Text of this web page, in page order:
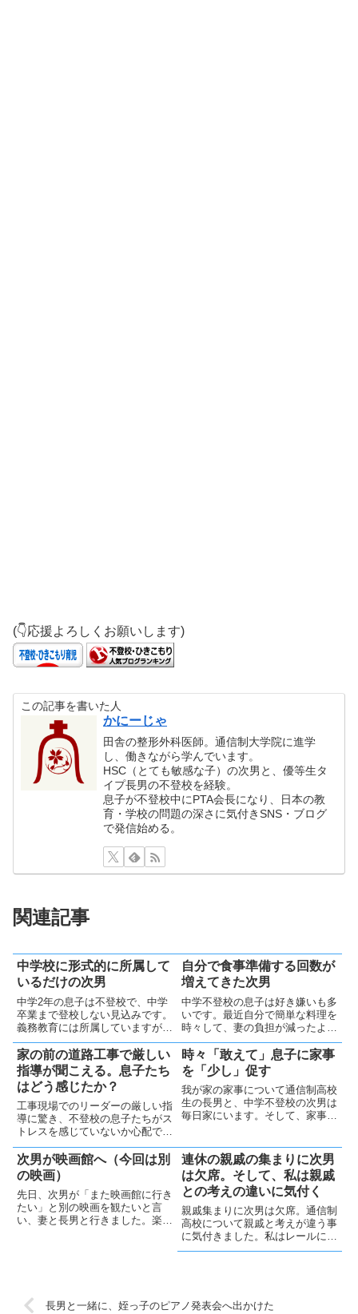
(👇応援よろしくお願いします)
この記事を書いた人
かにーじゃ
田舎の整形外科医師。通信制大学院に進学
し、働きながら学んでいます。
HSC（とても敏感な子）の次男と、優等生タ
イプ長男の不登校を経験。
息子が不登校中にPTA会長になり、日本の教
育・学校の問題の深さに気付きSNS・ブログ
で発信始める。
関連記事
中学校に形式的に所属して
いるだけの次男
中学2年の息子は不登校で、中学
卒業まで登校しない見込みです。
義務教育には所属していますが、
時代に合わない教育に疑問を抱い
ています。教育改革を急がない
と、日本は廃れるばかりです😓
自分で食事準備する回数が
増えてきた次男
中学不登校の息子は好き嫌いも多
いです。最近自分で簡単な料理を
時々して、妻の負担が減ったよう
です。学校に行かずパソコンばか
りの毎日ですが、成長している様
です😊
家の前の道路工事で厳しい
指導が聞こえる。息子たち
はどう感じたか？
工事現場でのリーダーの厳しい指
導に驚き、不登校の息子たちがス
トレスを感じていないか心配で
す。愛情ある指導が大切だと思い
ますが、難しい部分も大きいです
🤔
時々「敢えて」息子に家事
を「少し」促す
我が家の家事について通信制高校
生の長男と、中学不登校の次男は
毎日家にいます。そして、家事は
ました（過去記事「次男は家の手
伝いで、社会性を経験してるは
ず」）が、お小遣いで何か買いた
い...
次男が映画館へ（今回は別
の映画）
先日、次男が「また映画館に行き
たい」と別の映画を観たいと言
い、妻と長男と行きました。楽し
連休の親戚の集まりに次男
は欠席。そして、私は親戚
との考えの違いに気付く
親戚集まりに次男は欠席。通信制
高校について親戚と考えが違う事
に気付きました。私はレールに固
執せず合理的に考えるようになっ
長男と一緒に、姪っ子のピアノ発表会へ出かけた